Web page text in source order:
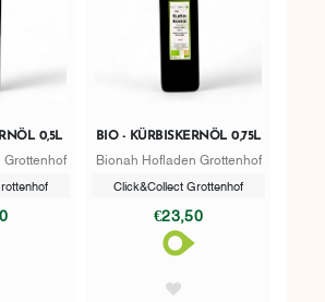
0,5L
Grottenhof
BIO - KÜRBISKERNÖL 0,75L
Bionah Hofladen Grottenhof
Click&Collect Grottenhof
€23,50